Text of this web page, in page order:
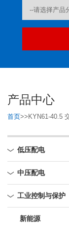
产品中心
首页>> KYN61-40.5
低压配电
中压配电
工业控制与保护
新能源